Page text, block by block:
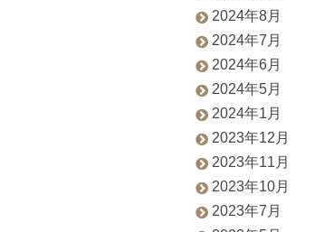
2024年8月
2024年7月
2024年6月
2024年5月
2024年1月
2023年12月
2023年11月
2023年10月
2023年7月